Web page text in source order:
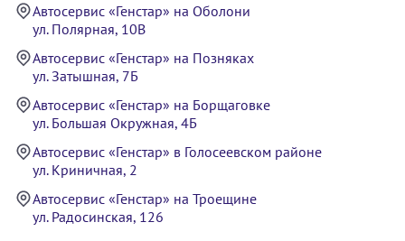
Автосервис «Генстар» на Оболони
ул. Полярная, 10В
Автосервис «Генстар» на Позняках
ул. Затышная, 7Б
Автосервис «Генстар» на Борщаговке
ул. Большая Окружная, 4Б
Автосервис «Генстар» в Голосеевском районе
ул. Криничная, 2
Автосервис «Генстар» на Троещине
ул. Радосинская, 126